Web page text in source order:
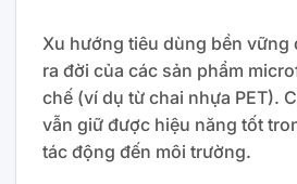
Xu hướng tiêu dùng bền vững
ra đời của các sản phẩm
chế (ví dụ từ chai nhựa PET).
vẫn giữ được hiệu năng tốt
tác động đến môi trường.